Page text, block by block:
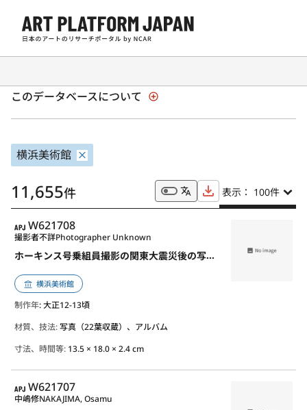
全国美術館収蔵品サーチ「SHŪZŌ」
このデータベースについて
横浜美術館
11,655件 表示： 100件
APJ
W621708
ホーキンス号乗組員撮影の関東大震災後の写真アルバム
撮影者不詳Photographer Unknown
横浜美術館
制作年: 大正12-13頃
材質、技法:写真（22葉収蔵）、アルバム
寸法、時間等: 13.5 × 18.0 × 2.4 cm
APJ
W621707
中嶋修NAKAJIMA, Osamu